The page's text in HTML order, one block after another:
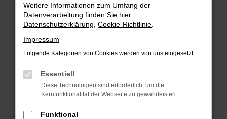
Überprüfe deine Firewall und deine
Internetverbindung.
Laden andere Webseiten, zum Beispiel deine
Suchmaschine?
Prüfe deine Browsererweiterungen.
Manche Erweiterungen, wie Werbeblocker,
können das Laden bestimmter Seiten
verhindern. Funktioniert die Seite in einem
Fenster?
Weitere Informationen zum Umfang der
Datenverarbeitung finden Sie hier:
Datenschutzerklärung Cookie-Richtlinie
Impressum
Folgende Kategorien von Cookies werden von uns eingesetzt:
Essentiell
Diese Technologien sind erforderlich, um die
Kernfunktionalität der Webseite zu gewährleisten.
Funktional